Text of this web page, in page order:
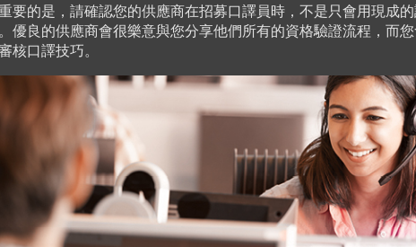
要的是，請確認您的供應商在招募口譯員時，不是只會用現成
優良的供應商會很樂意與您分享他們所有的資格驗證流程，而
核口譯技巧。